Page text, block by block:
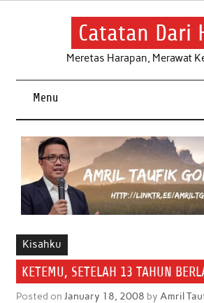
Skip
Catatan Dari
Meretas Harapan, Merawat
Menu
Kisahku
KETEMU, SETELAH 13 TAHUN
Posted on January 18, 2008 by Amril